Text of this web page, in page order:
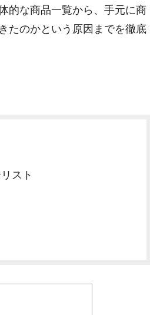
的な商品一覧から、手元に商
たのかという原因までを徹底
スト